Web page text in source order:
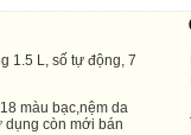
1.5 L, số tự động, 7
màu bạc,nệm da
dụng còn mới bán